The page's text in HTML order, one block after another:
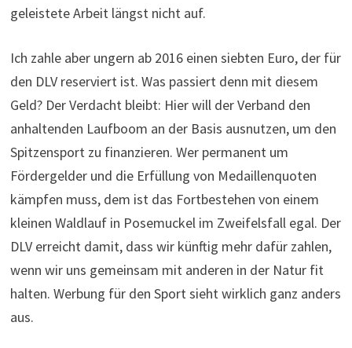
geleistete Arbeit längst nicht auf.
Ich zahle aber ungern ab 2016 einen siebten Euro, der für
den DLV reserviert ist. Was passiert denn mit diesem
Geld? Der Verdacht bleibt: Hier will der Verband den
anhaltenden Laufboom an der Basis ausnutzen, um den
Spitzensport zu finanzieren. Wer permanent um
Fördergelder und die Erfüllung von Medaillenquoten
kämpfen muss, dem ist das Fortbestehen von einem
kleinen Waldlauf in Posemuckel im Zweifelsfall egal. Der
DLV erreicht damit, dass wir künftig mehr dafür zahlen,
wenn wir uns gemeinsam mit anderen in der Natur fit
halten. Werbung für den Sport sieht wirklich ganz anders
aus.